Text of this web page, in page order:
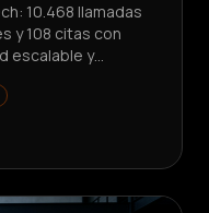
10.468 llamadas
y 108 citas con
escalable y